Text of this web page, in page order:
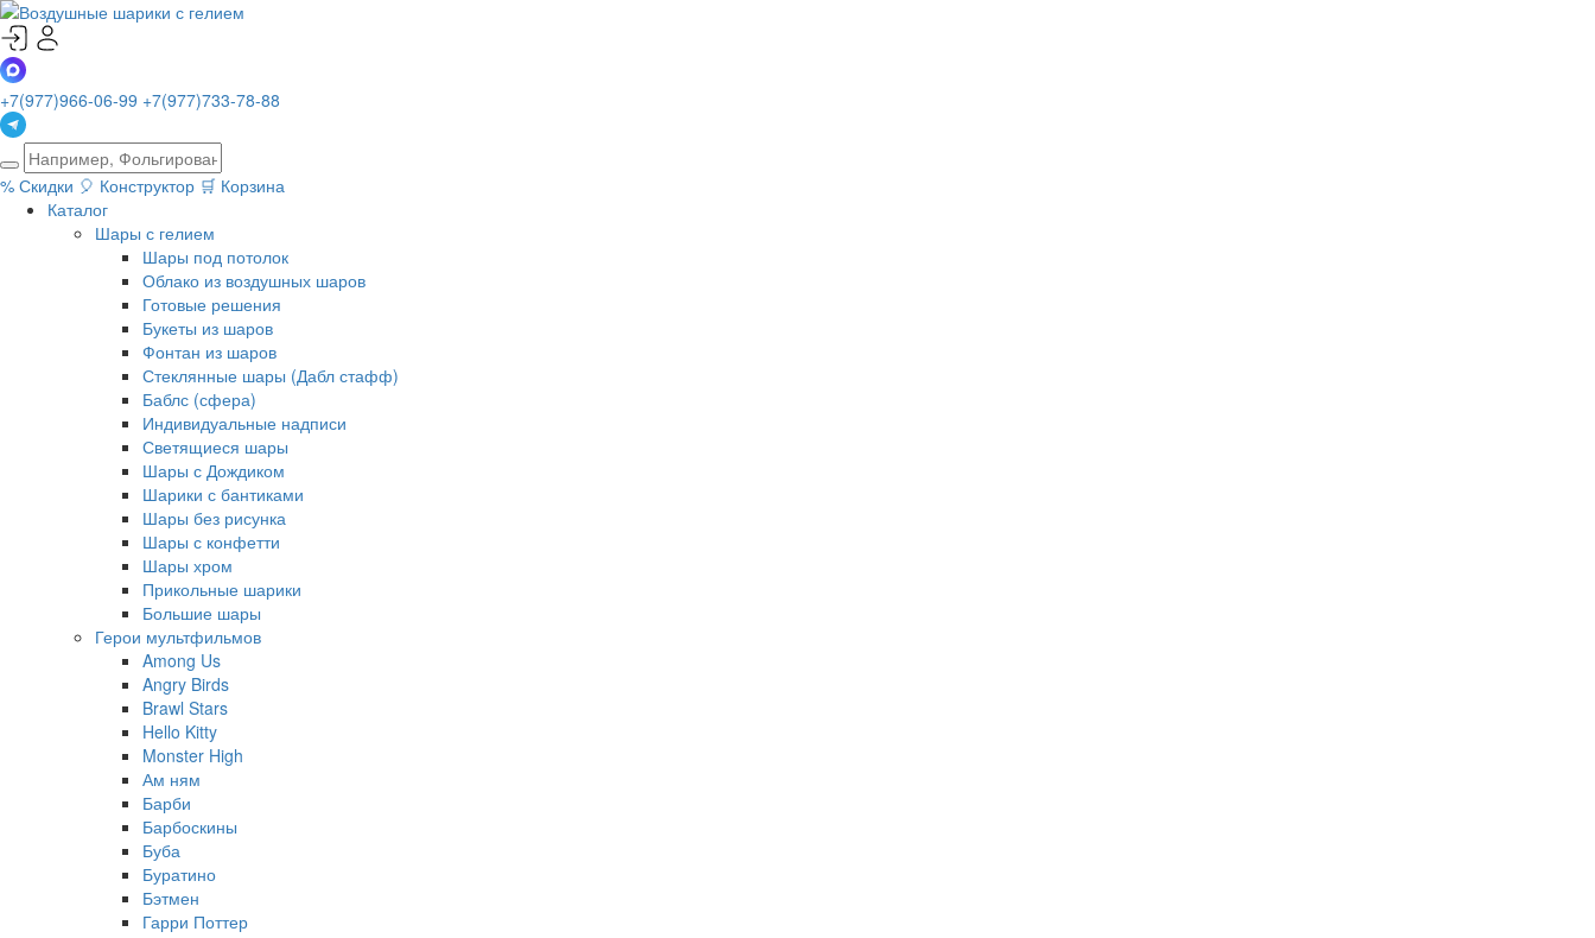
+7(977)966-06-99 +7(977)733-78-88
% Скидки 🎈 Конструктор 🛒 Корзина
Каталог
Шары с гелием
Шары под потолок
Облако из воздушных шаров
Готовые решения
Букеты из шаров
Фонтан из шаров
Стеклянные шары (Дабл стафф)
Баблс (сфера)
Индивидуальные надписи
Светящиеся шары
Шары с Дождиком
Шарики с бантиками
Шары без рисунка
Шары с конфетти
Шары хром
Прикольные шарики
Большие шары
Герои мультфильмов
Among Us
Angry Birds
Brawl Stars
Hello Kitty
Monster High
Ам ням
Барби
Барбоскины
Буба
Буратино
Бэтмен
Гарри Поттер